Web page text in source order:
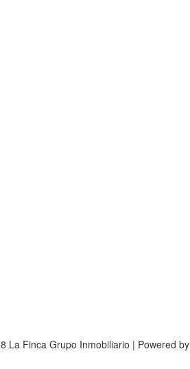
La Finca Grupo Inmobiliario | Powered by